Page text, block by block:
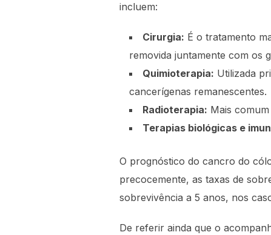
incluem:
Cirurgia: É o tratamento
removida juntamente com os
Quimioterapia: Utilizada
cancerígenas remanescentes.
Radioterapia: Mais
Terapias biológicas e
O prognóstico do cancro do
precocemente, as taxas de
sobrevivência a 5 anos, nos
De referir ainda que o